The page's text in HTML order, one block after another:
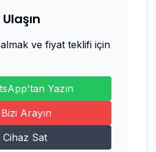
ve fiyat teklifi için
Yazın
Bizi Arayın
Cihaz Sat